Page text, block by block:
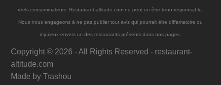
réels consommateurs. Restaurant-altitude.com ne peut en être tenu responsable.
Nous nous engageons à ne pas publier tout avis qui pourrait être diffamatoire ou
injurieux envers un des restaurants présents dans nos pages.
Copyright © 2026 - All Rights Reserved - restaurant-
altitude.com
Made byTrashou